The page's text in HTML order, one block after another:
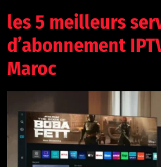
les 5 meilleurs
d’abonnement
Maroc